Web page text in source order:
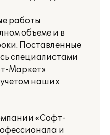
работы
объеме и в
Поставленные
специалистами
Маркет»
наших
«Софт-
и